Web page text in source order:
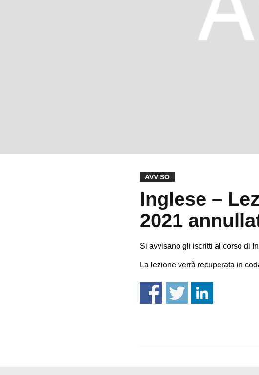
AVVISO
Inglese –
2021
Si avvisano gli iscritti al corso di
La lezione verrà recuperata in